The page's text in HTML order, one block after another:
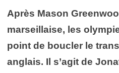
Après Mason
marseillaise, les
point de boucler le
anglais. Il s’agit de